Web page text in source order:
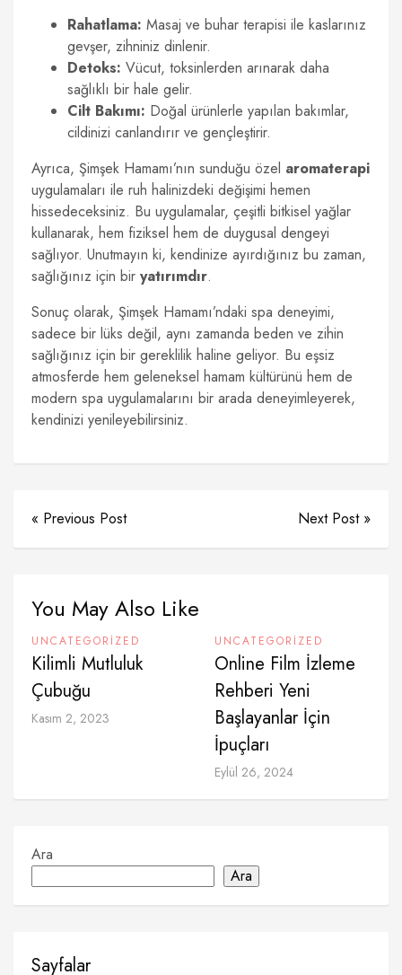
Rahatlama: Masaj ve buhar terapisi ile kaslarınız
gevşer, zihniniz dinlenir.
Detoks: Vücut, toksinlerden arınarak daha
sağlıklı bir hale gelir.
Cilt Bakımı: Doğal ürünlerle yapılan bakımlar,
cildinizi canlandırır ve gençleştirir.
Ayrıca, Şimşek Hamamı’nın sunduğu özel aromaterapi
uygulamaları ile ruh halinizdeki değişimi hemen
hissedeceksiniz. Bu uygulamalar, çeşitli bitkisel yağlar
kullanarak, hem fiziksel hem de duygusal dengeyi
sağlıyor. Unutmayın ki, kendinize ayırdığınız bu zaman,
sağlığınız için bir yatırımdır.
Sonuç olarak, Şimşek Hamamı’ndaki spa deneyimi,
sadece bir lüks değil, aynı zamanda beden ve zihin
sağlığınız için bir gereklilik haline geliyor. Bu eşsiz
atmosferde hem geleneksel hamam kültürünü hem de
modern spa uygulamalarını bir arada deneyimleyerek,
kendinizi yenileyebilirsiniz.
« Previous Post Next Post »
You May Also Like
UNCATEGORIZED
Kilimli Mutluluk
Çubuğu
Kasım 2, 2023
UNCATEGORIZED
Online Film İzleme
Rehberi Yeni
Başlayanlar İçin
İpuçları
Eylül 26, 2024
Ara
Ara
Sayfalar